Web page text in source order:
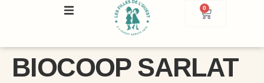
0
BIOCOOP SARLAT